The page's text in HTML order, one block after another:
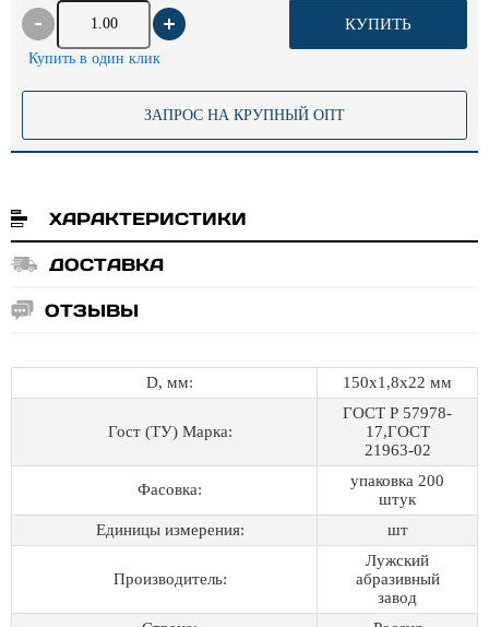
КУПИТЬ
Купить в один клик
ЗАПРОС НА КРУПНЫЙ ОПТ
ХАРАКТЕРИСТИКИ
ДОСТАВКА
ОТЗЫВЫ
D, мм: 150х1,8х22 мм
Гост (ТУ) Марка:
ГОСТ Р 57978-
17,ГОСТ
21963-02
Фасовка:
упаковка 200
штук
Единицы измерения:
шт
Производитель:
Лужский
абразивный
завод